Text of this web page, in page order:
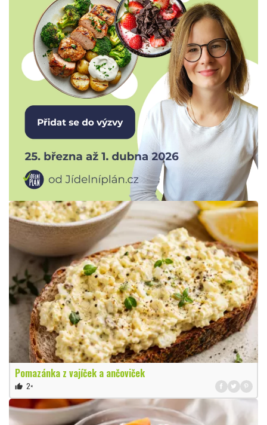
Pomazánka z vajíček a ančoviček
thumb_up 2×